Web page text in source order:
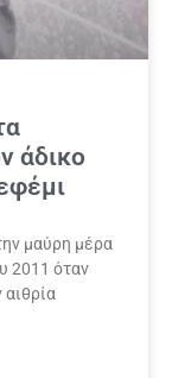
άδικο
μαύρη μέρα
2011 όταν